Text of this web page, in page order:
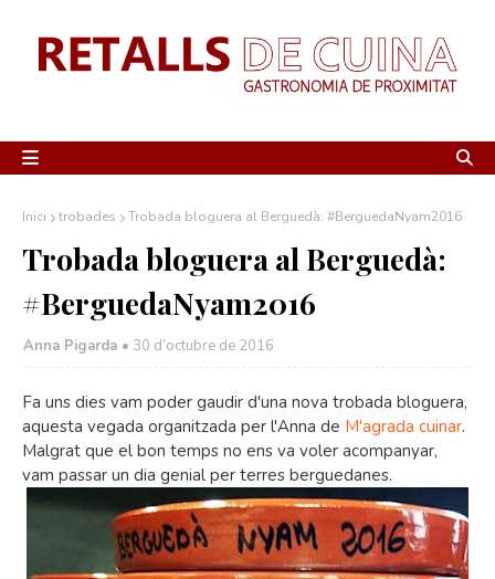
Inici trobades Trobada bloguera al Berguedà: #BerguedaNyam2016
Trobada bloguera al Berguedà:
#BerguedaNyam2016
Anna Pigarda • 30 d’octubre de 2016
Fa uns dies vam poder gaudir d'una nova trobada bloguera,
aquesta vegada organitzada per l'Anna de M'agrada cuinar.
Malgrat que el bon temps no ens va voler acompanyar,
vam passar un dia genial per terres berguedanes.